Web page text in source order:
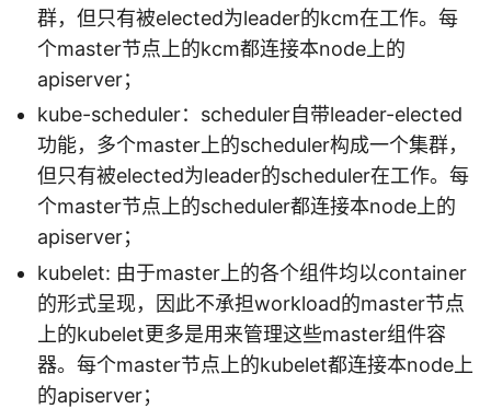
群，但只有被elected为leader的kcm在工作。每
个master节点上的kcm都连接本node上的
apiserver；
kube-scheduler：scheduler自带leader-elected
功能，多个master上的scheduler构成一个集群，
但只有被elected为leader的scheduler在工作。每
个master节点上的scheduler都连接本node上的
apiserver；
kubelet: 由于master上的各个组件均以container
的形式呈现，因此不承担workload的master节点
上的kubelet更多是用来管理这些master组件容
器。每个master节点上的kubelet都连接本node上
的apiserver；